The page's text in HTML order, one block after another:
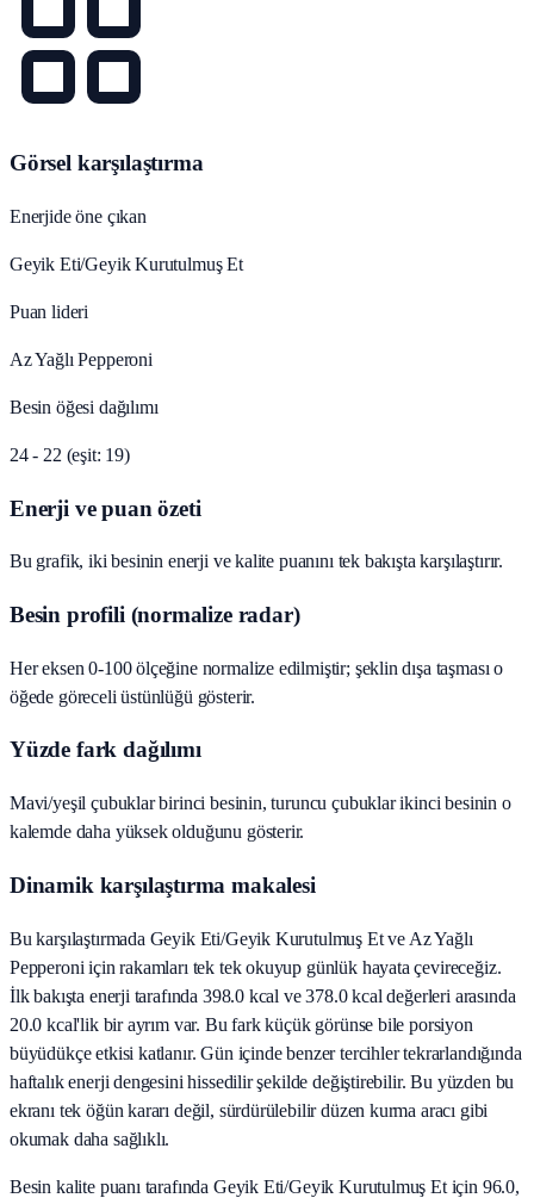
Görsel karşılaştırma
Enerjide öne çıkan
Geyik Eti/Geyik Kurutulmuş Et
Puan lideri
Az Yağlı Pepperoni
Besin öğesi dağılımı
24 - 22 (eşit: 19)
Enerji ve puan özeti
Bu grafik, iki besinin enerji ve kalite puanını tek bakışta karşılaştırır.
Besin profili (normalize radar)
Her eksen 0-100 ölçeğine normalize edilmiştir; şeklin dışa taşması o
öğede göreceli üstünlüğü gösterir.
Yüzde fark dağılımı
Mavi/yeşil çubuklar birinci besinin, turuncu çubuklar ikinci besinin o
kalemde daha yüksek olduğunu gösterir.
Dinamik karşılaştırma makalesi
Bu karşılaştırmada Geyik Eti/Geyik Kurutulmuş Et ve Az Yağlı
Pepperoni için rakamları tek tek okuyup günlük hayata çevireceğiz.
İlk bakışta enerji tarafında 398.0 kcal ve 378.0 kcal değerleri arasında
20.0 kcal'lik bir ayrım var. Bu fark küçük görünse bile porsiyon
büyüdükçe etkisi katlanır. Gün içinde benzer tercihler tekrarlandığında
haftalık enerji dengesini hissedilir şekilde değiştirebilir. Bu yüzden bu
ekranı tek öğün kararı değil, sürdürülebilir düzen kurma aracı gibi
okumak daha sağlıklı.
Besin kalite puanı tarafında Geyik Eti/Geyik Kurutulmuş Et için 96.0,